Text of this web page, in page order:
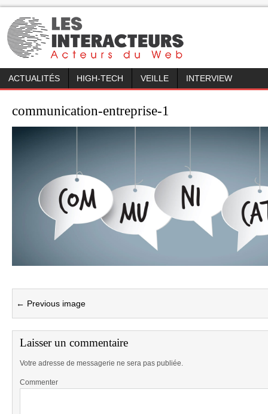
ACTUALITÉS HIGH-TECH VEILLE INTERVIEW
communication-entreprise-1
← Previous image
Laisser un commentaire
Votre adresse de messagerie ne sera pas publiée.
Commenter